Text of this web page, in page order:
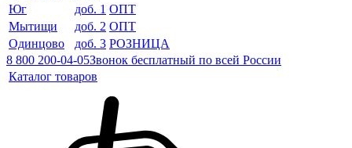
Юг
доб. 1 ОПТ
Мытищи
доб. 2 ОПТ
Одинцово
доб. 3 РОЗНИЦА
8 800 200-04-05Звонок бесплатный по всей России
Каталог товаров